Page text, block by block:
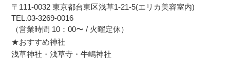
〒111-0032 東京都台東区浅草1-21-5(エリカ美容室内)
TEL.03-3269-0016
（営業時間 10：00〜 / 火曜定休）
★おすすめ神社
浅草神社・浅草寺・牛嶋神社